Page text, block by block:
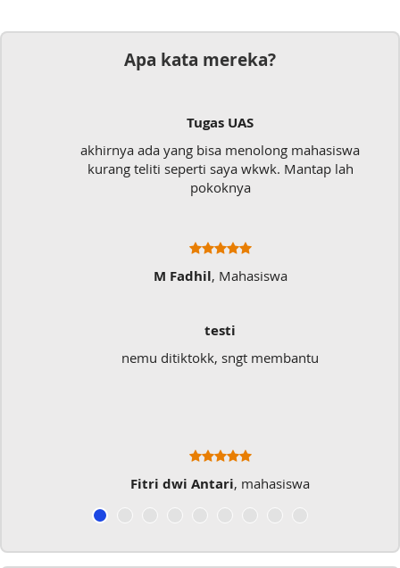
Apa kata mereka?
Tugas UAS
akhirnya ada yang bisa menolong mahasiswa
kurang teliti seperti saya wkwk. Mantap lah
pokoknya
M Fadhil, Mahasiswa
testi
nemu ditiktokk, sngt membantu
Fitri dwi Antari, mahasiswa